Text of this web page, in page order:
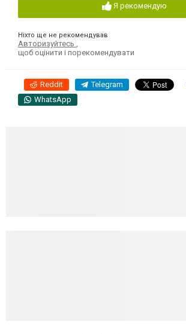
Я рекомендую
Ніхто ще не рекомендував
Авторизуйтесь ,
щоб оцінити і порекомендувати
Reddit Telegram
WhatsApp